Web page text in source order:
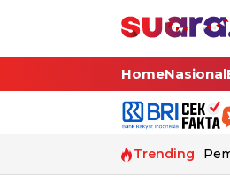
HomeNasional
Trending